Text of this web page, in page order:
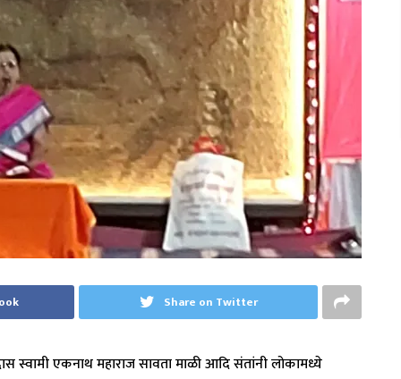
Share on Twitter
स्वामी एकनाथ महाराज सावता माळी आदि संतांनी लोकामध्ये